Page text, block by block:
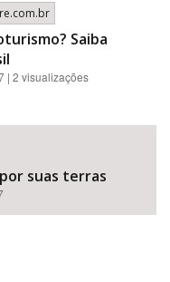
Saiba
| 2 visualizações
suas terras